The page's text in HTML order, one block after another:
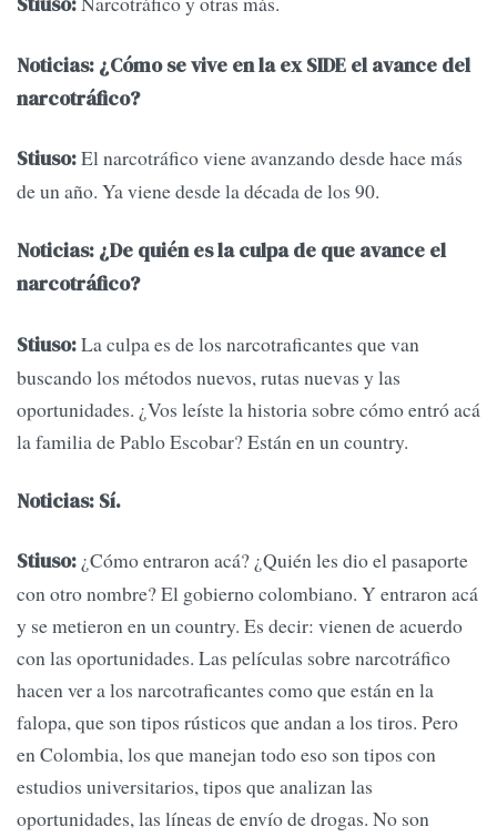
Noticias: ¿Cómo se vive en la ex SIDE el avance del
narcotráfico?
Stiuso:El narcotráfico viene avanzando desde hace más
de un año. Ya viene desde la década de los 90.
Noticias: ¿De quién es la culpa de que avance el
narcotráfico?
Stiuso:La culpa es de los narcotraficantes que van
buscando los métodos nuevos, rutas nuevas y las
oportunidades. ¿Vos leíste la historia sobre cómo entró acá
la familia de Pablo Escobar? Están en un country.
Noticias: Sí.
Stiuso: ¿Cómo entraron acá? ¿Quién les dio el pasaporte
con otro nombre? El gobierno colombiano. Y entraron acá
y se metieron en un country. Es decir: vienen de acuerdo
con las oportunidades. Las películas sobre narcotráfico
hacen ver a los narcotraficantes como que están en la
falopa, que son tipos rústicos que andan a los tiros. Pero
en Colombia, los que manejan todo eso son tipos con
estudios universitarios, tipos que analizan las
oportunidades, las líneas de envío de drogas. No son